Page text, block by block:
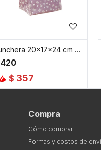
Lunchera 20x17x24 cm con asa - Rosado
420
$ 357
Compra
Cómo comprar
Formas y costos de